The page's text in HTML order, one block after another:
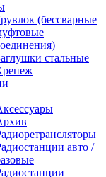
(бессварные
стальные
авто /